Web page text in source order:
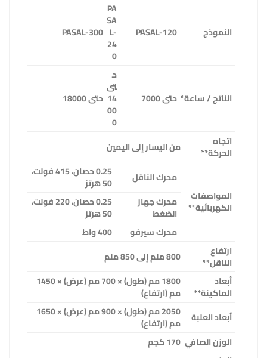
النموذج PASAL-120
PA
SA
L-
24
0
PASAL-300
الناتج / ساعة* حتى 7000
ح
تى
14
00
0
حتى 18000
اتجاه
الحركة** من اليسار إلى اليمين
المواصفات
الكهربائية**
محرك الناقل 0.25 حصان، 415 فولت،
50 هرتز
محرك جهاز
الضغط
0.25 حصان، 220 فولت،
50 هرتز
محرك سيرفو
400 واط
ارتفاع
الناقل**
800 ملم إلى 850 ملم
أبعاد
الماكينة**
1800 مم (طول) × 700 مم (عرض) × 1450
مم (ارتفاع)
أبعاد العلبة
2050 مم (طول) × 900 مم (عرض) × 1650
مم (ارتفاع)
الوزن الصافي 170 كجم